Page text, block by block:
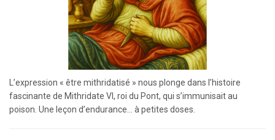
L’expression « être mithridatisé » nous plonge dans l’histoire
fascinante de Mithridate VI, roi du Pont, qui s’immunisait au
poison. Une leçon d’endurance… à petites doses.